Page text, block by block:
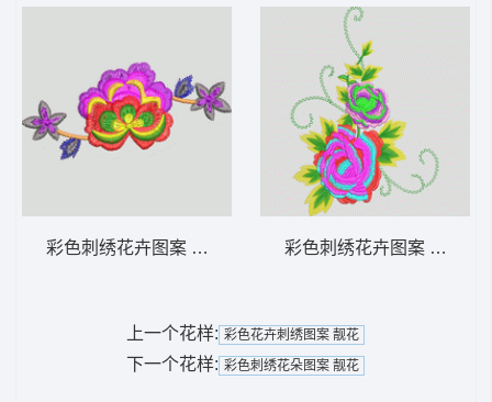
彩色刺绣花卉图案 简单花 彩色刺绣花卉图案 靓花
上一个花样: 彩色花卉刺绣图案 靓花
下一个花样: 彩色刺绣花朵图案 靓花